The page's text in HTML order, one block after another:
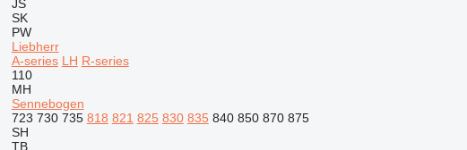
JS
SK
PW
Liebherr
A-series LH R-series
110
MH
Sennebogen
723 730 735 818 821 825 830 835 840 850 870 875
SH
TB